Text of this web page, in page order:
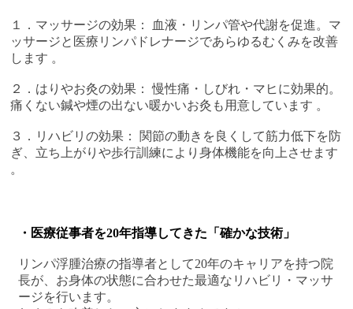
１．マッサージの効果： 血液・リンパ管や代謝を促進。マ
ッサージと医療リンパドレナージであらゆるむくみを改善
します 。
２．はりやお灸の効果： 慢性痛・しびれ・マヒに効果的。
痛くない鍼や煙の出ない暖かいお灸も用意しています 。
３．リハビリの効果： 関節の動きを良くして筋力低下を防
ぎ、立ち上がりや歩行訓練により身体機能を向上させます
。
・医療従事者を20年指導してきた「確かな技術」
リンパ浮腫治療の指導者として20年のキャリアを持つ院
長が、お身体の状態に合わせた最適なリハビリ・マッサ
ージを行います。